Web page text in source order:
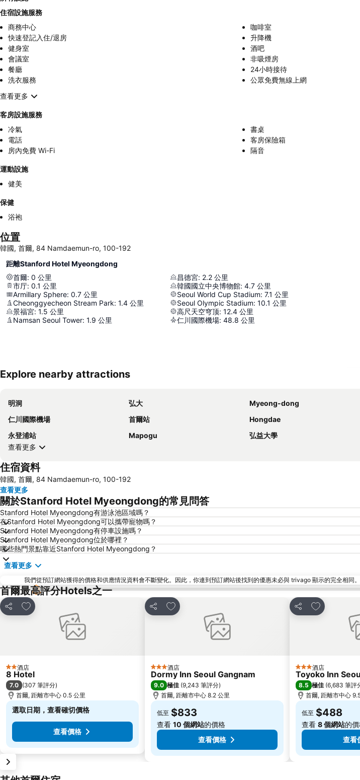
住宿設施服務
商務中心
咖啡室
快速登記入住/退房
升降機
健身室
酒吧
會議室
非吸煙房
餐廳
24小時接待
洗衣服務
公眾免費無線上網
查看更多
客房設施服務
冷氣
書桌
電話
客房保險箱
房內免費 Wi-Fi
隔音
運動設施
健美
保健
浴袍
位置
韓國, 首爾, 84 Namdaemun-ro, 100-192
距離Stanford Hotel Myeongdong
首爾: 0 公里
市厅: 0.1 公里
Armillary Sphere: 0.7 公里
Cheonggyecheon Stream Park: 1.4 公里
景福宮: 1.5 公里
Namsan Seoul Tower: 1.9 公里
昌德宮: 2.2 公里
韓國國立中央博物館: 4.7 公里
Seoul World Cup Stadium: 7.1 公里
Seoul Olympic Stadium: 10.1 公里
高尺天空穹顶: 12.4 公里
仁川國際機場: 48.8 公里
Explore nearby attractions
明洞 弘大 Myeong-dong
仁川國際機場
首爾站 Hongdae
永登浦站
Mapogu 弘益大學
查看更多
住宿資料
韓國, 首爾, 84 Namdaemun-ro, 100-192
查看更多
關於Stanford Hotel Myeongdong的常見問答
Stanford Hotel Myeongdong有游泳池區域嗎？
在Stanford Hotel Myeongdong可以攜帶寵物嗎？
Stanford Hotel Myeongdong有停車設施嗎？
Stanford Hotel Myeongdong位於哪裡？
哪些熱門景點靠近Stanford Hotel Myeongdong？
查看更多
我們從預訂網站獲得的價格和供應情況資料會不斷變化。因此，你連到預訂網站後找到的優惠未必與 trivago 顯示的完全相同。
首爾最高評分Hotels之一
分享
放到收藏夾
2 星級
酒店
8 Hotel
7.0 (307 筆評分)
首爾, 距離市中心 0.5 公里
選取日期，查看確切價格
查看價格
分享
放到收藏夾
3 星級酒店
Dormy Inn Seoul Gangnam
9.0 極佳 (9,243 筆評分)
首爾, 距離市中心 8.2 公里
低至 $833
查看 10 個網站的價格
查看價格
分享
放到收藏夾
3 星級酒店
Toyoko Inn
8.5 極佳 (6,683 筆評
首爾, 距離市中心
低至 $488
查看 8 個網站的
查看